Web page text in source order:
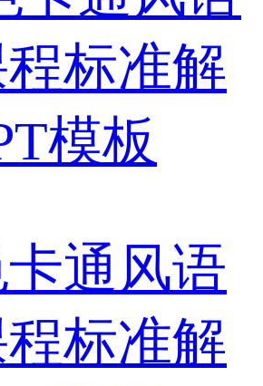
通风语
标准解